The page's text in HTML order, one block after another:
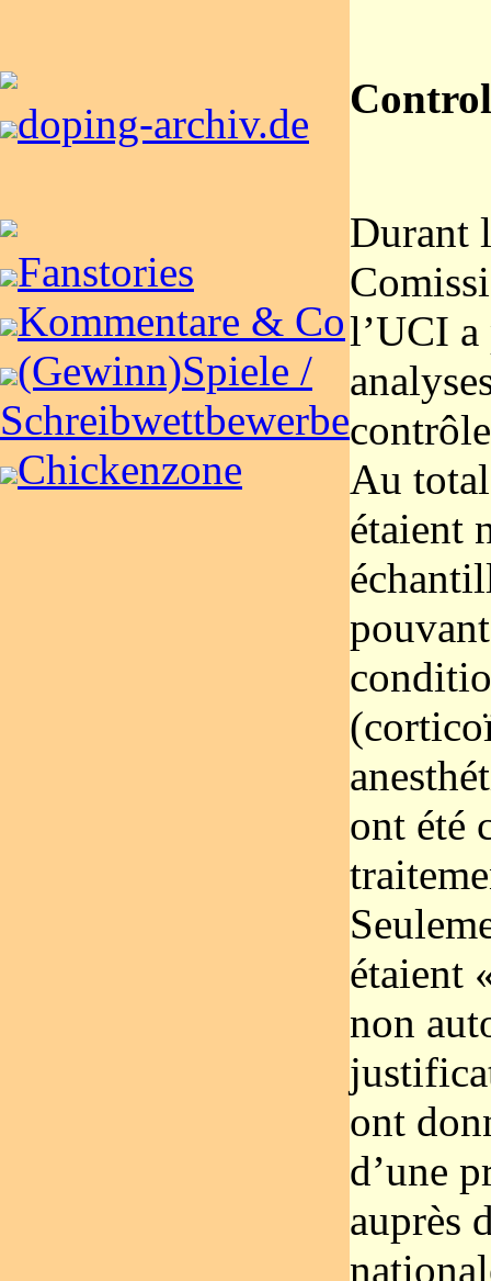
doping-archiv.de
Fanstories
Kommentare & Co
(Gewinn)Spiele /
Schreibwettbewerbe
Chickenzone
Durant
l’UCI a
Au
étaient
ont été
étaient
non
ont
d’une
auprès